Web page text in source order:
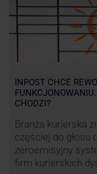
INPOST CHCE
CHODZI?
Branża kurierska
częściej do głosu
zeroemisyjny
firm kurierskich